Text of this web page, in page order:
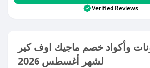
Verified Reviews
وأكواد خصم ماجيك اوف كير
لشهر أغسطس 2026